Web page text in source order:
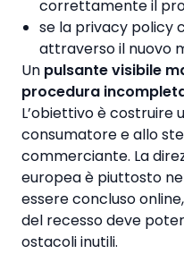
correttamente il
se la privacy policy
attraverso il nuovo
Un pulsante visibile
procedura
L’obiettivo è costruire
consumatore e allo
commerciante. La
europea è piuttosto
essere concluso
del recesso deve
ostacoli inutili.